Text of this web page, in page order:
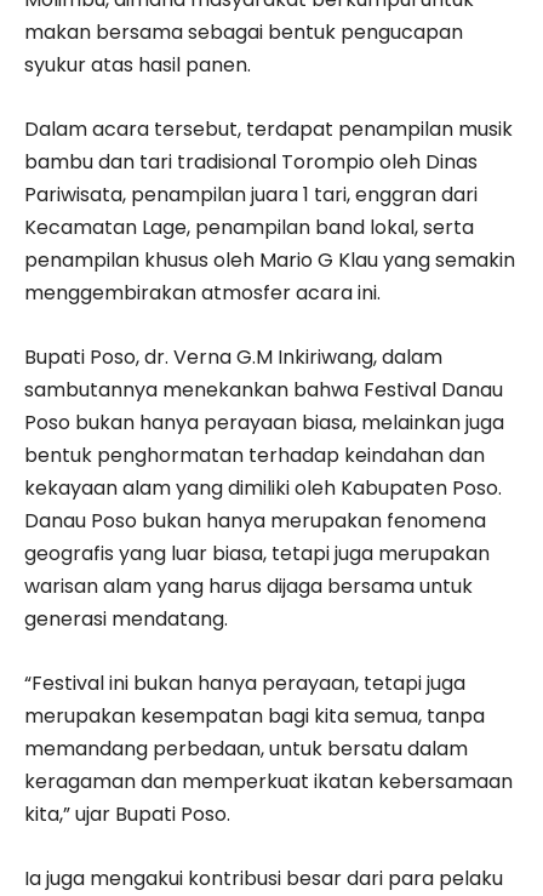
makan bersama sebagai bentuk pengucapan
syukur atas hasil panen.
Dalam acara tersebut, terdapat penampilan musik
bambu dan tari tradisional Torompio oleh Dinas
Pariwisata, penampilan juara 1 tari, enggran dari
Kecamatan Lage, penampilan band lokal, serta
penampilan khusus oleh Mario G Klau yang semakin
menggembirakan atmosfer acara ini.
Bupati Poso, dr. Verna G.M Inkiriwang, dalam
sambutannya menekankan bahwa Festival Danau
Poso bukan hanya perayaan biasa, melainkan juga
bentuk penghormatan terhadap keindahan dan
kekayaan alam yang dimiliki oleh Kabupaten Poso.
Danau Poso bukan hanya merupakan fenomena
geografis yang luar biasa, tetapi juga merupakan
warisan alam yang harus dijaga bersama untuk
generasi mendatang.
“Festival ini bukan hanya perayaan, tetapi juga
merupakan kesempatan bagi kita semua, tanpa
memandang perbedaan, untuk bersatu dalam
keragaman dan memperkuat ikatan kebersamaan
kita,” ujar Bupati Poso.
Ia juga mengakui kontribusi besar dari para pelaku